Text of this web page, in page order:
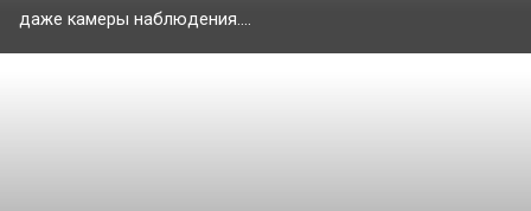
даже камеры наблюдения....